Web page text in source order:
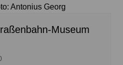
Antonius Georg
Museum